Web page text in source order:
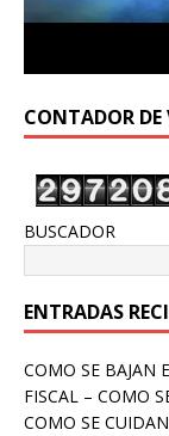
CONTADOR DE
BUSCADOR
ENTRADAS
COMO SE BAJAN
FISCAL – COMO
COMO SE